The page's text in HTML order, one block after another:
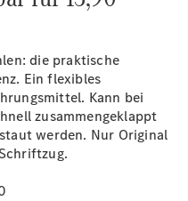
die praktische
Ein flexibles
Kann bei
zusammengeklappt
werden. Nur Original